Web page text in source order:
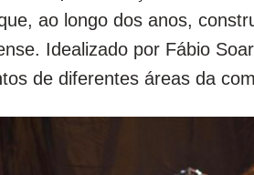
ao longo dos anos,
Idealizado por Fábio
de diferentes áreas da